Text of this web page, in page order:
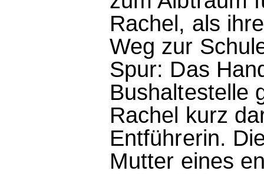
Rachel, als
Weg zur
Spur: Das
Bushaltestelle
Rachel kurz
Entführerin.
Mutter eines